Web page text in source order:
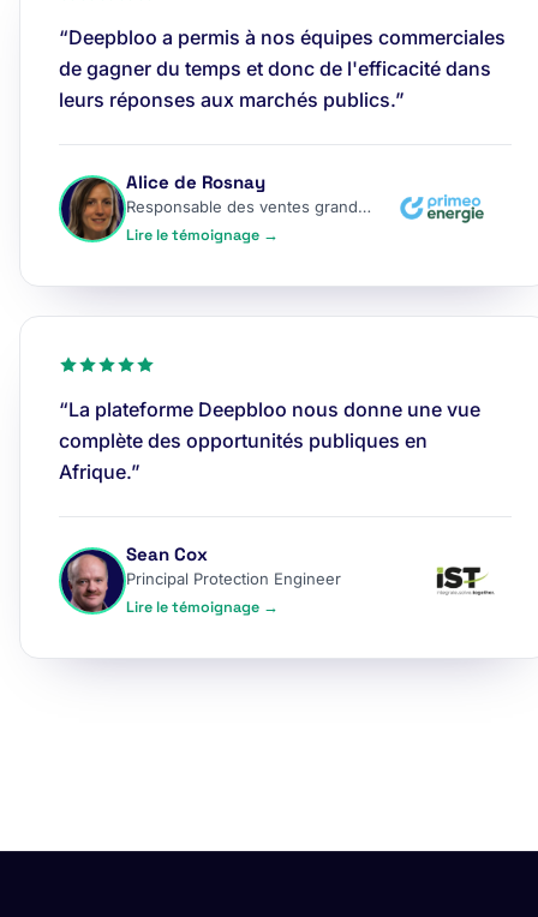
“Deepbloo a permis à nos équipes commerciales
de gagner du temps et donc de l'efficacité dans
leurs réponses aux marchés publics.”
Alice de Rosnay
Responsable des ventes grands comptes
Lire le témoignage →
“La plateforme Deepbloo nous donne une vue
complète des opportunités publiques en
Afrique.”
Sean Cox
Principal Protection Engineer
Lire le témoignage →